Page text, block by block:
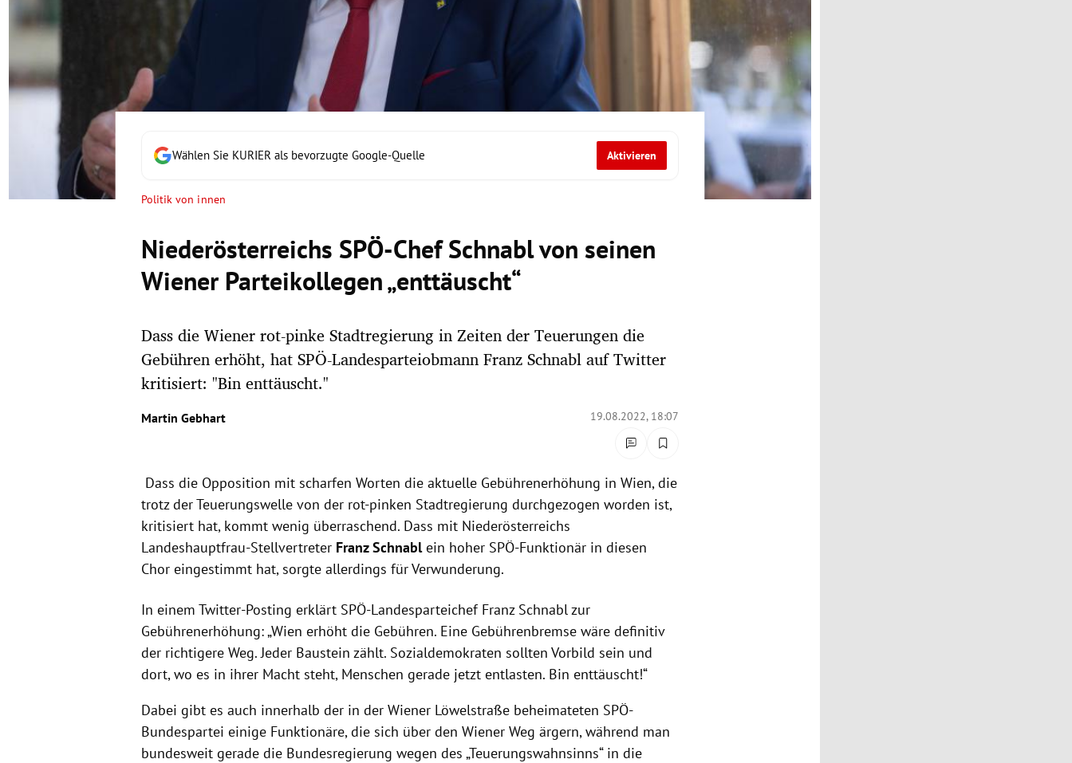
Untermenü
Untermenü
Untermenü
Untermenü
Wählen Sie KURIER als bevorzugte Google-Quelle Aktivieren
Politik von innen
Niederösterreichs SPÖ-Chef Schnabl von seinen
Wiener Parteikollegen „enttäuscht“
Dass die Wiener rot-pinke Stadtregierung in Zeiten der Teuerungen die
Gebühren erhöht, hat SPÖ-Landesparteiobmann Franz Schnabl auf Twitter
kritisiert: "Bin enttäuscht."
Martin Gebhart 19.08.2022, 18:07
Dass die Opposition mit scharfen Worten die aktuelle Gebührenerhöhung in Wien, die
trotz der Teuerungswelle von der rot-pinken Stadtregierung durchgezogen worden ist,
kritisiert hat, kommt wenig überraschend. Dass mit Niederösterreichs
Landeshauptfrau-Stellvertreter Franz Schnablein hoher SPÖ-Funktionär in diesen
Chor eingestimmt hat, sorgte allerdings für Verwunderung.
In einem Twitter-Posting erklärt SPÖ-Landesparteichef Franz Schnabl zur
Gebührenerhöhung: „Wien erhöht die Gebühren. Eine Gebührenbremse wäre definitiv
der richtigere Weg. Jeder Baustein zählt. Sozialdemokraten sollten Vorbild sein und
dort, wo es in ihrer Macht steht, Menschen gerade jetzt entlasten. Bin enttäuscht!“
Dabei gibt es auch innerhalb der in der Wiener Löwelstraße beheimateten SPÖ-
Bundespartei einige Funktionäre, die sich über den Wiener Weg ärgern, während man
bundesweit gerade die Bundesregierung wegen des „Teuerungswahnsinns“ in die